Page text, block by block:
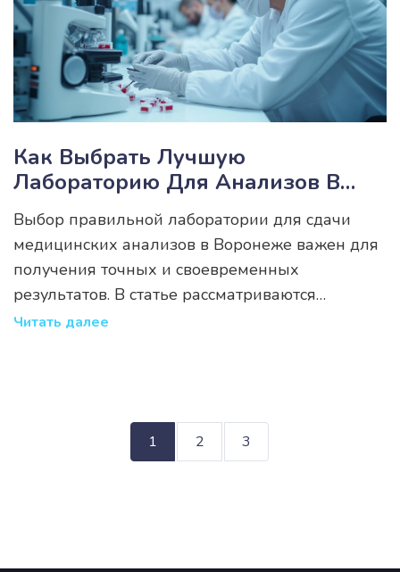
Как Выбрать Лучшую
Лабораторию Для Анализов В
Воронеже
Выбор правильной лаборатории для сдачи
медицинских анализов в Воронеже важен для
получения точных и своевременных
результатов. В статье рассматриваются
ключевые факторы, на которые стоит обратить
по подготовке к анализам и значимость
отзывов клиентов. Узнайте, как сделать
Читать далее
1 2 3